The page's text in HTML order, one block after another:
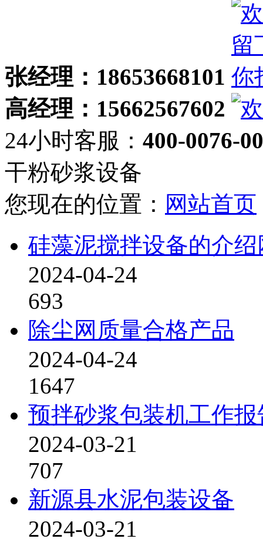
张经理：18653668101
高经理：15662567602
24小时客服： 400-0076-
干粉砂浆设备
您现在的位置： 网站首页
硅藻泥搅拌设备的介绍
2024-04-24
693
除尘网质量合格产品
2024-04-24
1647
预拌砂浆包装机工作
2024-03-21
707
新源县水泥包装设备
2024-03-21